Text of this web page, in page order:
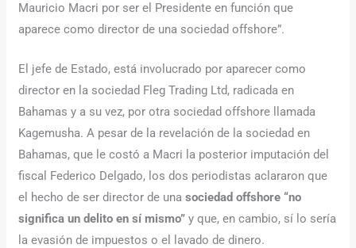
Mauricio Macri por ser el Presidente en función que
aparece como director de una sociedad offshore”.
El jefe de Estado, está involucrado por aparecer como
director en la sociedad Fleg Trading Ltd, radicada en
Bahamas y a su vez, por otra sociedad offshore llamada
Kagemusha. A pesar de la revelación de la sociedad en
Bahamas, que le costó a Macri la posterior imputación del
fiscal Federico Delgado, los dos periodistas aclararon que
el hecho de ser director de una sociedad offshore “no
significa un delito en sí mismo” y que, en cambio, sí lo sería
la evasión de impuestos o el lavado de dinero.